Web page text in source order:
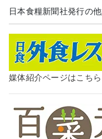
日本食糧新聞社発行の
媒体紹介ページはこちら